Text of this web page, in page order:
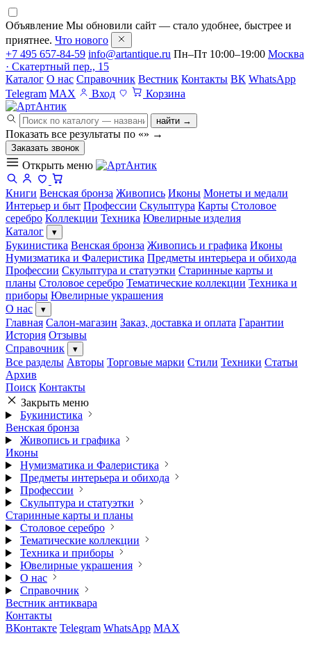
Объявление Мы обновили сайт — стало удобнее, быстрее и
приятнее. Что нового
+7 495 657-84-59 info@artantique.ru Пн–Пт 10:00–19:00 Москва
· Скатертный пер., 15
Каталог О нас Справочник Вестник Контакты ВК WhatsApp
Telegram MAX Вход Корзина
найти →
Показать все результаты по «» →
Заказать звонок
Открыть меню
Книги Венская бронза Живопись Иконы Монеты и медали
Интерьер и быт Профессии Скульптура Карты Столовое
серебро Коллекции Техника Ювелирные изделия
Каталог
▾
Букинистика Венская бронза Живопись и графика Иконы
Нумизматика и Фалеристика Предметы интерьера и обихода
Профессии Скульптура и статуэтки Старинные карты и
планы Столовое серебро Тематические коллекции Техника и
приборы Ювелирные украшения
О нас
▾
Главная Салон-магазин Заказ, доставка и оплата Гарантии
История Отзывы
Справочник
▾
Все разделы Авторы Торговые марки Стили Техники Статьи
Архив
Поиск Контакты
Закрыть меню
Букинистика
Венская бронза
Живопись и графика
Иконы
Нумизматика и Фалеристика
Предметы интерьера и обихода
Профессии
Скульптура и статуэтки
Старинные карты и планы
Столовое серебро
Тематические коллекции
Техника и приборы
Ювелирные украшения
О нас
Справочник
Вестник антиквара
Контакты
ВКонтакте Telegram WhatsApp MAX